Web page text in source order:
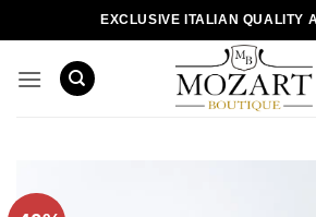
EXCLUSIVE ITALIAN QUALITY